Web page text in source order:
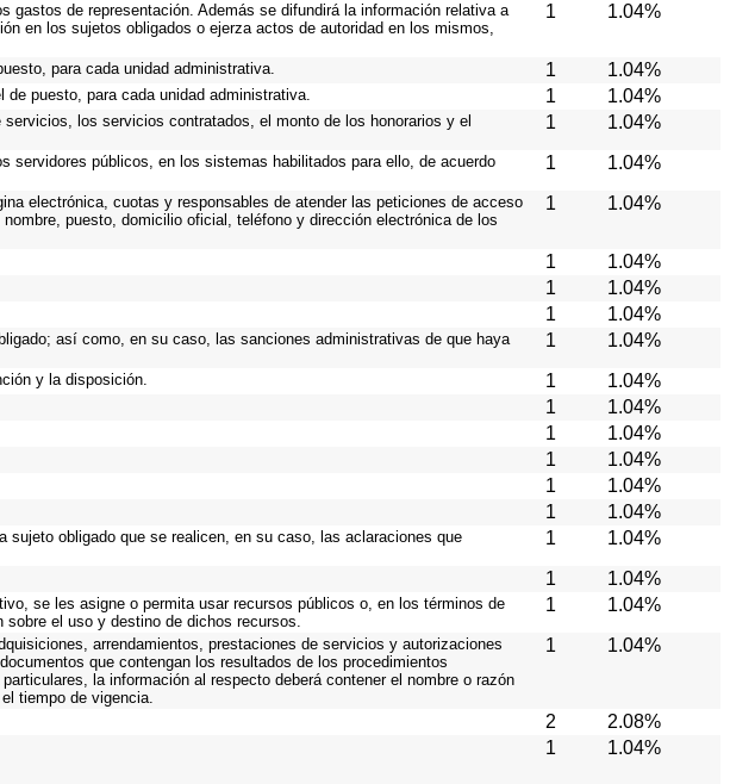
de representación. Además se difundirá la información relativa a
en los sujetos obligados o ejerza actos de autoridad en los mismos,
1 1.04%
para cada unidad administrativa. 1 1.04%
puesto, para cada unidad administrativa. 1 1.04%
los servicios contratados, el monto de los honorarios y el
1 1.04%
públicos, en los sistemas habilitados para ello, de acuerdo
1 1.04%
electrónica, cuotas y responsables de atender las peticiones de acceso
puesto, domicilio oficial, teléfono y dirección electrónica de los
1 1.04%
1 1.04%
1 1.04%
1 1.04%
así como, en su caso, las sanciones administrativas de que haya
1 1.04%
y la disposición. 1 1.04%
1 1.04%
1 1.04%
1 1.04%
1 1.04%
1 1.04%
obligado que se realicen, en su caso, las aclaraciones que
1 1.04%
1 1.04%
se les asigne o permita usar recursos públicos o, en los términos de
el uso y destino de dichos recursos.
1 1.04%
arrendamientos, prestaciones de servicios y autorizaciones
que contengan los resultados de los procedimientos
la información al respecto deberá contener el nombre o razón
tiempo de vigencia.
1 1.04%
2 2.08%
1 1.04%